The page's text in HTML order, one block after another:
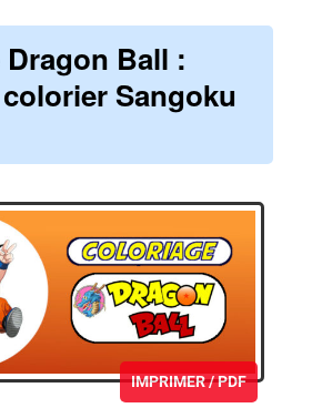
Ball :
Sangoku
IMPRIMER / PDF